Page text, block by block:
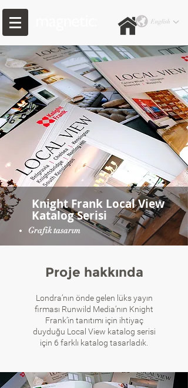
Proje hakkında
Londra’nın önde gelen lüks yayın
firması Runwild Media’nın Knight
Frank’in tanıtımı için ihtiyaç
duyduğu Local View katalog serisi
için 6 farklı katalog tasarladık.
Knight Frank Local View
Katalog Serisi
Grafik tasarım